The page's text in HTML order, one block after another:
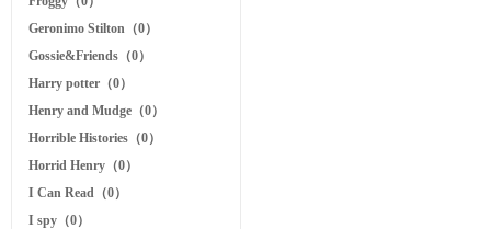
Geronimo Stilton（0）
Gossie&Friends（0）
Harry potter（0）
Henry and Mudge（0）
Horrible Histories（0）
Horrid Henry（0）
I Can Read（0）
I spy（0）